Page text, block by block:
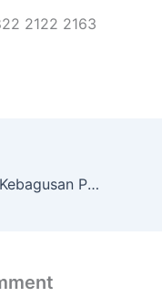
2122 2163
Sewa Hiace Premio Kebagusan Pasar Minggu Jakarta Selatan